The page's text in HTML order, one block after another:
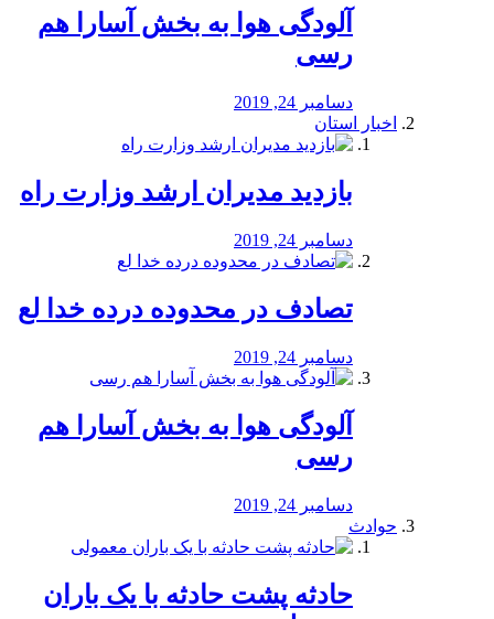
آلودگی هوا به بخش آسارا هم
رسی
دسامبر 24, 2019
اخبار استان
بازدید مدیران ارشد وزارت راه
دسامبر 24, 2019
تصادف در محدوده درده خدا لع
دسامبر 24, 2019
آلودگی هوا به بخش آسارا هم
رسی
دسامبر 24, 2019
حوادث
️حادثه پشت حادثه با یک باران